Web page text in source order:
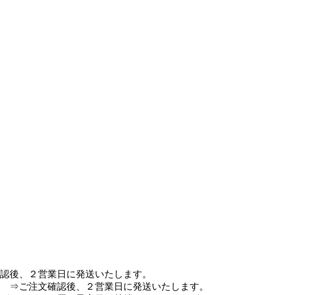
、２営業日に発送いたします。
⇒ご注文確認後、２営業日に発送いたします。